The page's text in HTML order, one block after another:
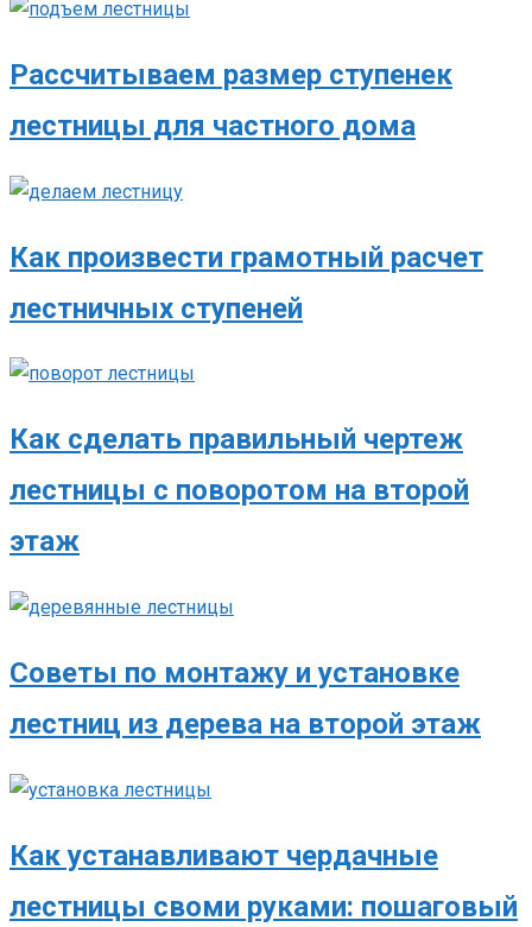
Рассчитываем размер ступенек
лестницы для частного дома
Как произвести грамотный расчет
лестничных ступеней
Как сделать правильный чертеж
лестницы с поворотом на второй
этаж
Советы по монтажу и установке
лестниц из дерева на второй этаж
Как устанавливают чердачные
лестницы своми руками: пошаговый